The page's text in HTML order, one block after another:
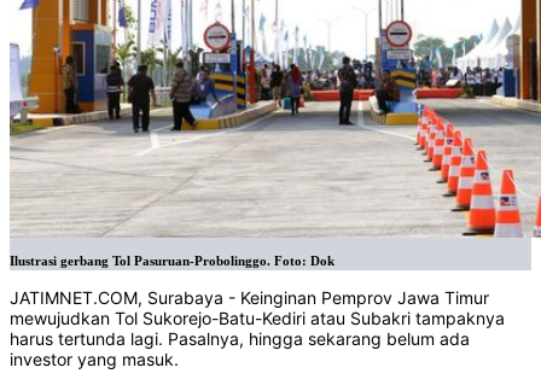
Ilustrasi gerbang Tol Pasuruan-Probolinggo. Foto: Dok
JATIMNET.COM, Surabaya - Keinginan Pemprov Jawa Timur
mewujudkan Tol Sukorejo-Batu-Kediri atau Subakri tampaknya
harus tertunda lagi. Pasalnya, hingga sekarang belum ada
investor yang masuk.